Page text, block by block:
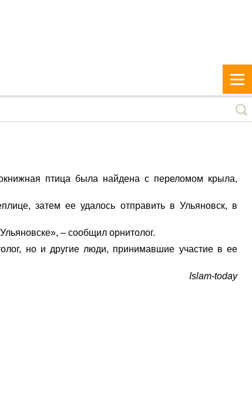
птица была найдена с переломом крыла,
затем ее удалось отправить в Ульяновск, в
– сообщил орнитолог.
но и другие люди, принимавшие участие в ее
Islam-today